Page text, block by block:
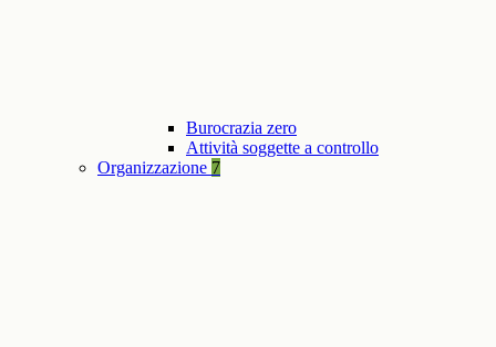
Burocrazia zero
Attività soggette a controllo
Organizzazione 7